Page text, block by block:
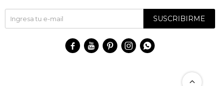
SUSCRIBIRME
    